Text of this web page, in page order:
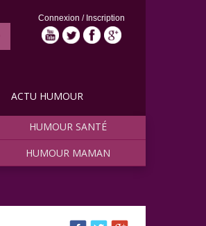
Connexion / Inscription
HUMOUR SANTÉ
HUMOUR MAMAN
ACTU HUMOUR